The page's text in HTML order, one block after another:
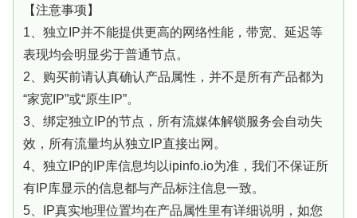
【注意事项】
1、独立IP并不能提供更高的网络性能，带宽、延迟等
表现均会明显劣于普通节点。
2、购买前请认真确认产品属性，并不是所有产品都为
“家宽IP”或“原生IP”。
3、绑定独立IP的节点，所有流媒体解锁服务会自动失
效，所有流量均从独立IP直接出网。
4、独立IP的IP库信息均以ipinfo.io为准，我们不保证所
有IP库显示的信息都与产品标注信息一致。
5、IP真实地理位置均在产品属性里有详细说明，如您